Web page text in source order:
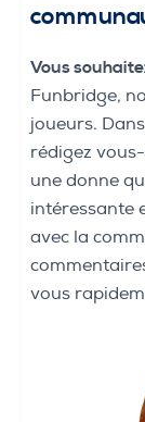
Vous
Funbridge,
joueurs.
rédigez
une donne
intéressante
avec la
vous